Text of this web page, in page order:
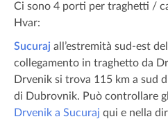
Ci sono 4 porti per traghetti /
Hvar:
Sucuraj all’estremità sud-est
collegamento in traghetto da
Drvenik si trova 115 km a sud
di Dubrovnik. Può controllare
Drvenik a Sucuraj qui e nella